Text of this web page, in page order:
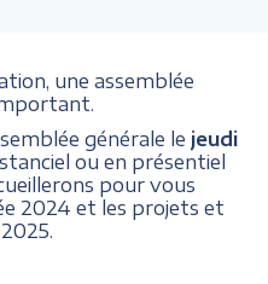
une assemblée
générale le jeudi
ou en présentiel
pour vous
2024 et les projets et